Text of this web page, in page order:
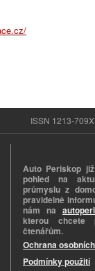
ISSN 1213-
Auto Periskop
pohled na
průmyslu z
pravidelně
nám na
kterou chcete
čtenářům.
Ochrana
Podmínky použití